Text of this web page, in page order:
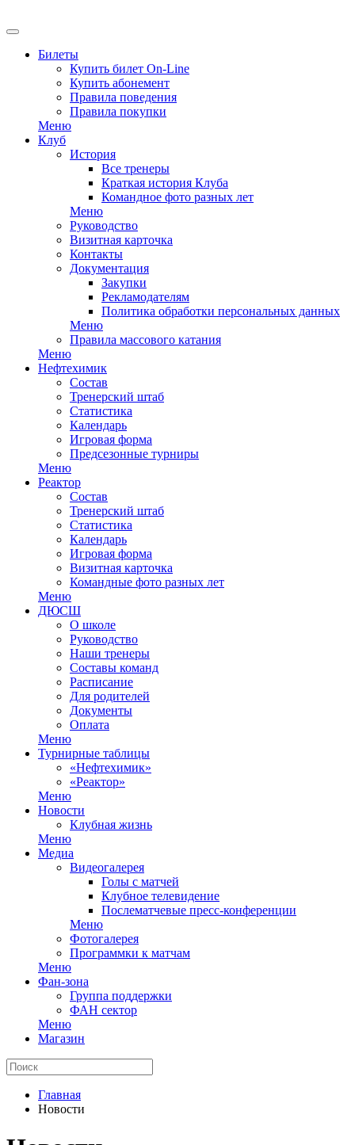
Билеты
Купить билет On-Line
Купить абонемент
Правила поведения
Правила покупки
Меню
Клуб
История
Все тренеры
Краткая история Клуба
Командное фото разных лет
Меню
Руководство
Визитная карточка
Контакты
Документация
Закупки
Рекламодателям
Политика обработки персональных данных
Меню
Правила массового катания
Меню
Нефтехимик
Состав
Тренерский штаб
Статистика
Календарь
Игровая форма
Предсезонные турниры
Меню
Реактор
Состав
Тренерский штаб
Статистика
Календарь
Игровая форма
Визитная карточка
Командные фото разных лет
Меню
ДЮСШ
О школе
Руководство
Наши тренеры
Составы команд
Расписание
Для родителей
Документы
Оплата
Меню
Турнирные таблицы
«Нефтехимик»
«Реактор»
Меню
Новости
Клубная жизнь
Меню
Медиа
Видеогалерея
Голы с матчей
Клубное телевидение
Послематчевые пресс-конференции
Меню
Фотогалерея
Программки к матчам
Меню
Фан-зона
Группа поддержки
ФАН сектор
Меню
Магазин
Главная
Новости